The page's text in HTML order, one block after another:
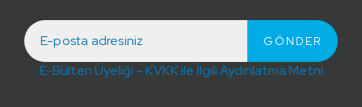
E-Bülten Üyeliği – KVKK ile İlgili Aydınlatma Metni